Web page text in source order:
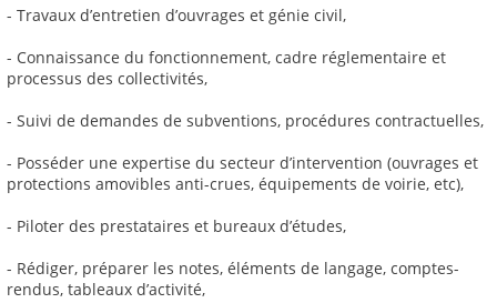
- Travaux d’entretien d’ouvrages et génie civil,
- Connaissance du fonctionnement, cadre réglementaire et
processus des collectivités,
- Suivi de demandes de subventions, procédures contractuelles,
- Posséder une expertise du secteur d’intervention (ouvrages et
protections amovibles anti-crues, équipements de voirie, etc),
- Piloter des prestataires et bureaux d’études,
- Rédiger, préparer les notes, éléments de langage, comptes-
rendus, tableaux d’activité,